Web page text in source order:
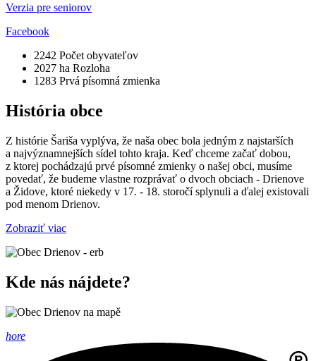
Verzia pre seniorov
Facebook
2242 Počet obyvateľov
2027 ha Rozloha
1283 Prvá písomná zmienka
História obce
Z histórie Šariša vyplýva, že naša obec bola jedným z najstarších
a najvýznamnejších sídel tohto kraja. Keď chceme začať dobou,
z ktorej pochádzajú prvé písomné zmienky o našej obci, musíme
povedať, že budeme vlastne rozprávať o dvoch obciach - Drienove
a Židove, ktoré niekedy v 17. - 18. storočí splynuli a ďalej existovali
pod menom Drienov.
Zobraziť viac
Kde nás nájdete?
hore